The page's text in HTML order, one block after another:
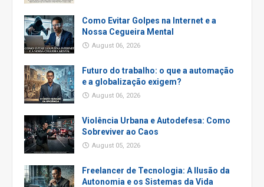
Como Evitar Golpes na Internet e a
Nossa Cegueira Mental
August 06, 2026
Futuro do trabalho: o que a automação
e a globalização exigem?
August 06, 2026
Violência Urbana e Autodefesa: Como
Sobreviver ao Caos
August 05, 2026
Freelancer de Tecnologia: A Ilusão da
Autonomia e os Sistemas da Vida